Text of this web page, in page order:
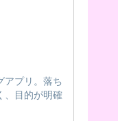
アプリ。落ち
、目的が明確